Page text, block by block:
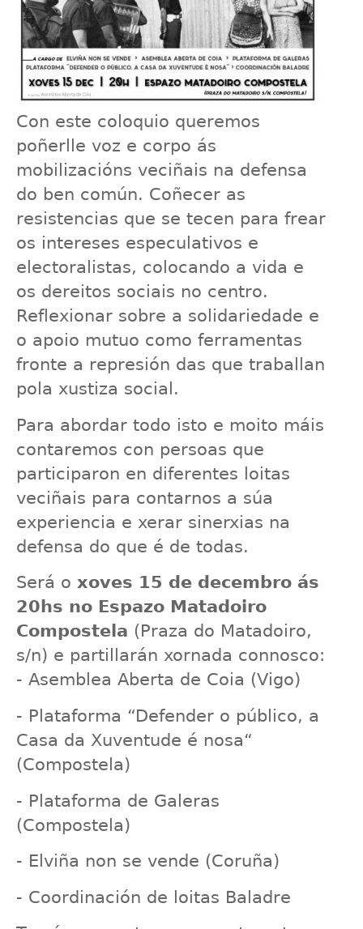
Con este coloquio queremos
poñerlle voz e corpo ás
mobilizacións veciñais na defensa
do ben común. Coñecer as
resistencias que se tecen para frear
os intereses especulativos e
electoralistas, colocando a vida e
os dereitos sociais no centro.
Reflexionar sobre a solidariedade e
o apoio mutuo como ferramentas
fronte a represión das que traballan
pola xustiza social.
Para abordar todo isto e moito máis
contaremos con persoas que
participaron en diferentes loitas
veciñais para contarnos a súa
experiencia e xerar sinerxias na
defensa do que é de todas.
Será o xoves 15 de decembro ás
20hs no Espazo Matadoiro
Compostela (Praza do Matadoiro,
s/n) e partillarán xornada connosco:
- Asemblea Aberta de Coia (Vigo)
- Plataforma “Defender o público, a
Casa da Xuventude é nosa“
(Compostela)
- Plataforma de Galeras
(Compostela)
- Elviña non se vende (Coruña)
- Coordinación de loitas Baladre